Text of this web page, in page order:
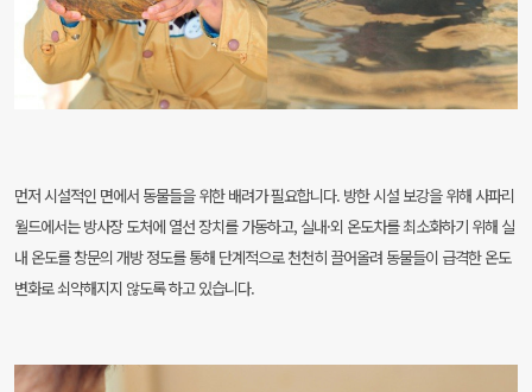
먼저 시설적인 면에서 동물들을 위한 배려가 필요합니다. 방한 시설 보강을 위해 사파리
월드에서는 방사장 도처에 열선 장치를 가동하고, 실내·외 온도차를 최소화하기 위해 실
내 온도를 창문의 개방 정도를 통해 단계적으로 천천히 끌어올려 동물들이 급격한 온도
변화로 쇠약해지지 않도록 하고 있습니다.